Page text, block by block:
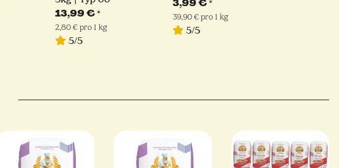
13,99 €*
2,80 € pro 1 kg
5/5
3,99 €*
39,90 € pro 1 kg
5/5